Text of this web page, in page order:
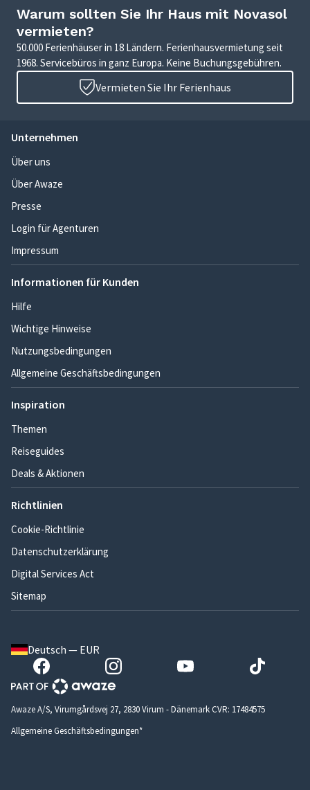
Warum sollten Sie Ihr Haus mit Novasol
vermieten?
50.000 Ferienhäuser in 18 Ländern. Ferienhausvermietung seit
1968. Servicebüros in ganz Europa. Keine Buchungsgebühren.
Vermieten Sie Ihr Ferienhaus
Unternehmen
Über uns
Über Awaze
Presse
Login für Agenturen
Impressum
Informationen für Kunden
Hilfe
Wichtige Hinweise
Nutzungsbedingungen
Allgemeine Geschäftsbedingungen
Inspiration
Themen
Reiseguides
Deals & Aktionen
Richtlinien
Cookie-Richtlinie
Datenschutzerklärung
Digital Services Act
Sitemap
Deutsch — EUR
Awaze A/S, Virumgårdsvej 27, 2830 Virum - Dänemark CVR: 17484575
Allgemeine Geschäftsbedingungen*